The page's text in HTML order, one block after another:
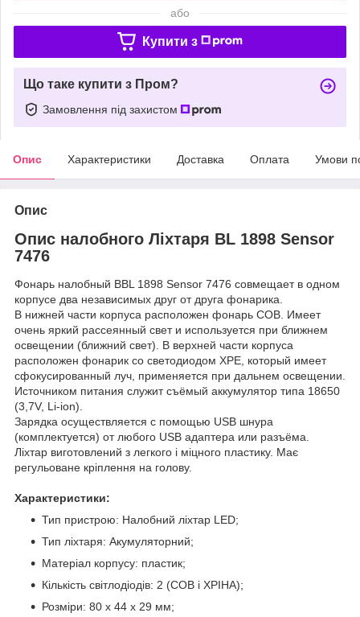
або
Купити з
Що таке купити з Пром?
Замовлення під захистом
Опис Характеристики Доставка Оплата Умови
Опис
Опис налобного Ліхтаря BL 1898 Sensor
7476
Фонарь налобный BBL 1898 Sensor 7476 совмещает в одном
корпусе два независимых друг от друга фонарика.
В нижней части корпуса расположен фонарь СОВ. Имеет
очень яркий рассеянный свет и используется при ближнем
освещении (ближний свет). В верхней части корпуса
расположен фонарик со светодиодом ХРЕ, который имеет
сфокусированный луч, применяется при дальнем освещении.
Источником питания служит съёмый аккумулятор типа 18650
(3,7V, Li-ion).
Зарядка осуществляется с помощью USB шнура
(комплектуется) от любого USB адаптера или разъёма.
Ліхтар виготовлений з легкого і міцного пластику. Має
регульоване кріплення на голову.
Характеристики:
Тип пристрою: Налобний ліхтар LED;
Тип ліхтаря: Акумуляторний;
Матеріал корпусу: пластик;
Кількість світлодіодів: 2 (СОВ і ХРІНА);
Розміри: 80 х 44 х 29 мм;